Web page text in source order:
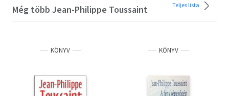
Még több Jean-Philippe Toussaint Teljes lista
KÖNYV KÖNYV